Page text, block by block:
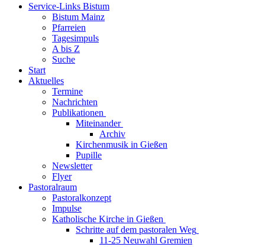
Service-Links Bistum
Bistum Mainz
Pfarreien
Tagesimpuls
A bis Z
Suche
Start
Aktuelles
Termine
Nachrichten
Publikationen
Miteinander
Archiv
Kirchenmusik in Gießen
Pupille
Newsletter
Flyer
Pastoralraum
Pastoralkonzept
Impulse
Katholische Kirche in Gießen
Schritte auf dem pastoralen Weg
11-25 Neuwahl Gremien